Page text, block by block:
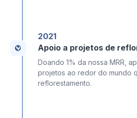
2021
Apoio a projetos de
Doando 1% da nossa MRR,
projetos ao redor do mundo
reflorestamento.